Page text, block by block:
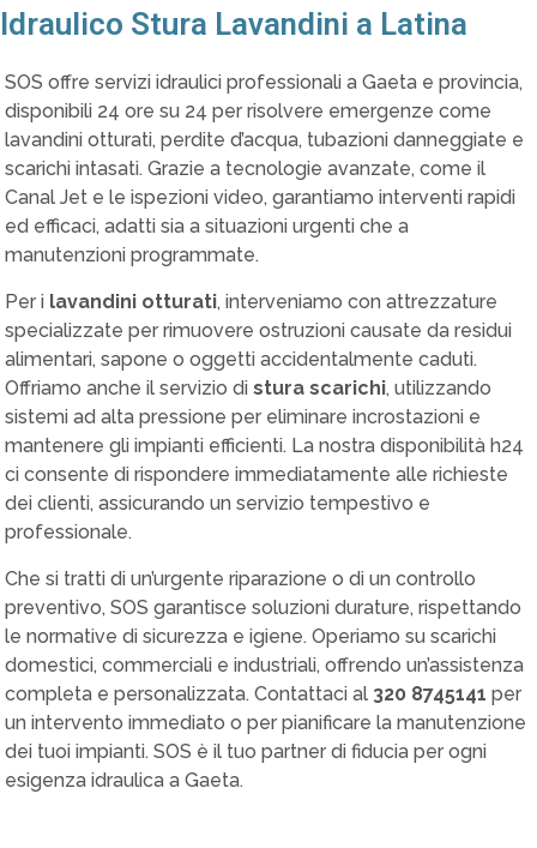
Idraulico Stura Lavandini a Latina
SOS offre servizi idraulici professionali a Gaeta e provincia,
disponibili 24 ore su 24 per risolvere emergenze come
lavandini otturati, perdite d’acqua, tubazioni danneggiate e
scarichi intasati. Grazie a tecnologie avanzate, come il
Canal Jet e le ispezioni video, garantiamo interventi rapidi
ed efficaci, adatti sia a situazioni urgenti che a
manutenzioni programmate.
Per i lavandini otturati, interveniamo con attrezzature
specializzate per rimuovere ostruzioni causate da residui
alimentari, sapone o oggetti accidentalmente caduti.
Offriamo anche il servizio di stura scarichi, utilizzando
sistemi ad alta pressione per eliminare incrostazioni e
mantenere gli impianti efficienti. La nostra disponibilità h24
ci consente di rispondere immediatamente alle richieste
dei clienti, assicurando un servizio tempestivo e
professionale.
Che si tratti di un’urgente riparazione o di un controllo
preventivo, SOS garantisce soluzioni durature, rispettando
le normative di sicurezza e igiene. Operiamo su scarichi
domestici, commerciali e industriali, offrendo un’assistenza
completa e personalizzata. Contattaci al 320 8745141 per
un intervento immediato o per pianificare la manutenzione
dei tuoi impianti. SOS è il tuo partner di fiducia per ogni
esigenza idraulica a Gaeta.